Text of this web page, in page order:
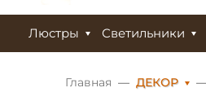
Люстры Светильники
Главная ДЕКОР